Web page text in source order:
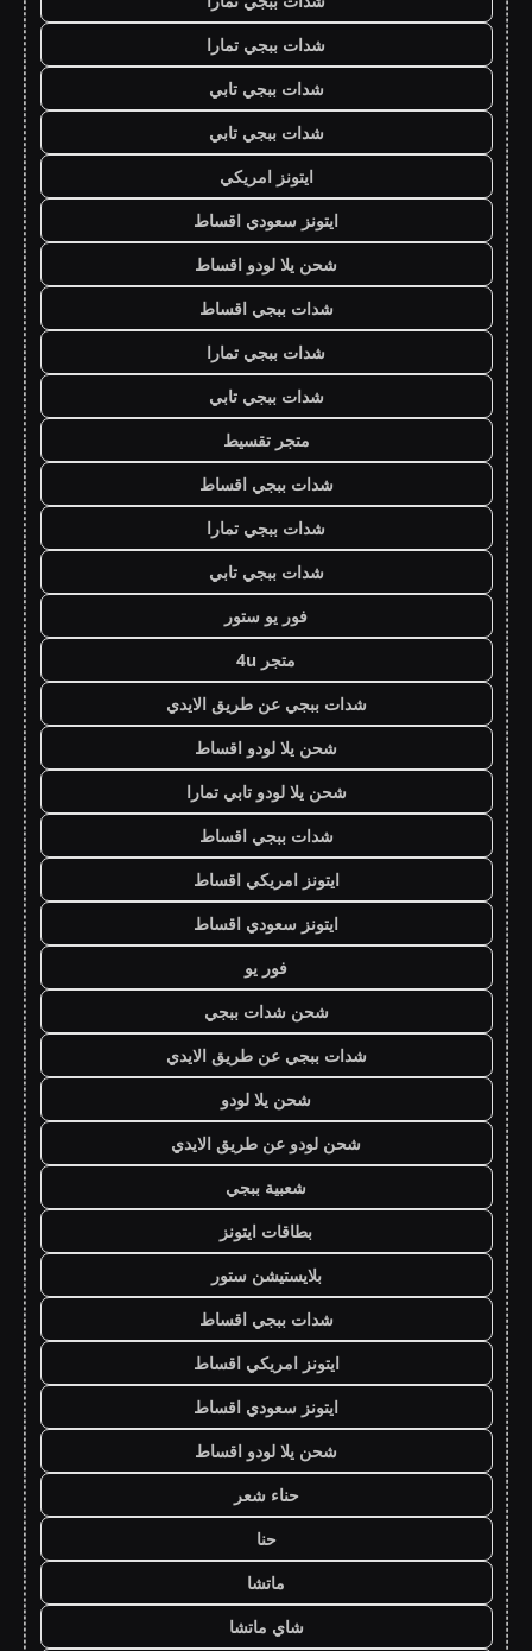
شدات ببجي تمارا
شدات ببجي تابي
شدات ببجي تابي
ايتونز امريكي
ايتونز سعودي اقساط
شحن يلا لودو اقساط
شدات ببجي اقساط
شدات ببجي تمارا
شدات ببجي تابي
متجر تقسيط
شدات ببجي اقساط
شدات ببجي تمارا
شدات ببجي تابي
فور يو ستور
متجر 4u
شدات ببجي عن طريق الايدي
شحن يلا لودو اقساط
شحن يلا لودو تابي تمارا
شدات ببجي اقساط
ايتونز امريكي اقساط
ايتونز سعودي اقساط
فور يو
شحن شدات ببجي
شدات ببجي عن طريق الايدي
شحن يلا لودو
شحن لودو عن طريق الايدي
شعبية ببجي
بطاقات ايتونز
بلايستيشن ستور
شدات ببجي اقساط
ايتونز امريكي اقساط
ايتونز سعودي اقساط
شحن يلا لودو اقساط
حناء شعر
حنا
ماتشا
شاي ماتشا